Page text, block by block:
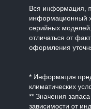
Вся информация,
информационный
серийных
отличаться от
оформления
* Информация
климатических
** Значения
зависимости от